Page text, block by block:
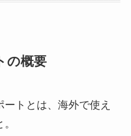
の概要
トとは、海外で使え